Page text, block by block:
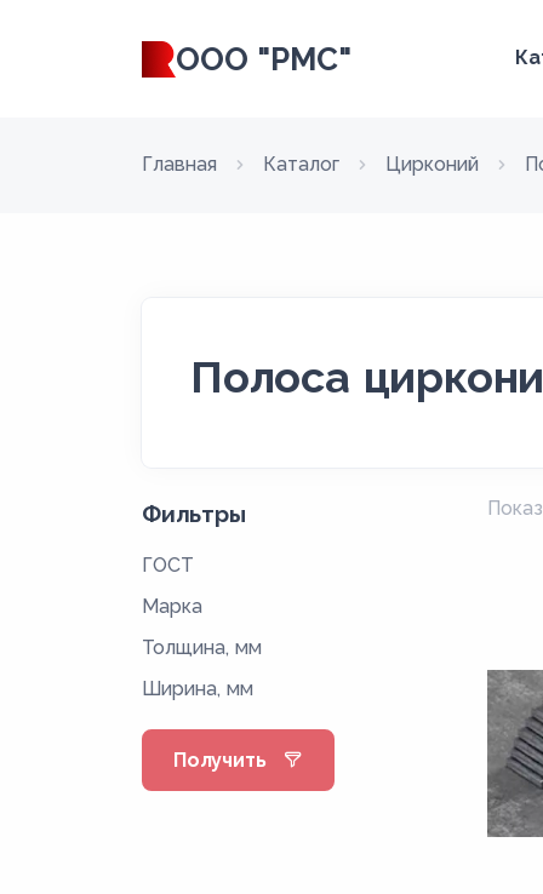
ООО "РМС"
Главная Каталог Цирконий
Полоса
Фильтры
ГОСТ
Марка
Толщина, мм
Ширина, мм
Получить